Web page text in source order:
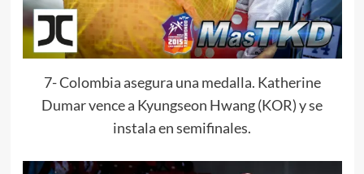
7- Colombia asegura una medalla. Katherine
Dumar vence a Kyungseon Hwang (KOR) y se
instala en semifinales.